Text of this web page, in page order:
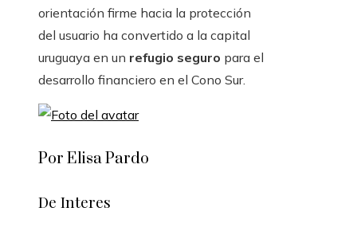
orientación firme hacia la protección
del usuario ha convertido a la capital
uruguaya en un refugio seguro para el
desarrollo financiero en el Cono Sur.
Por Elisa Pardo
De Interes